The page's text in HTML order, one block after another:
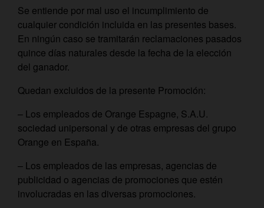
Se entiende por mal uso el incumplimiento de
cualquier condición incluida en las presentes bases.
En ningún caso se tramitarán reclamaciones pasados
quince días naturales desde la fecha de la elección
del ganador.
Quedan excluidos de la presente Promoción:
– Los empleados de Orange Espagne, S.A.U.
sociedad unipersonal y de otras empresas del grupo
Orange en España.
– Los empleados de las empresas, agencias de
publicidad o agencias de promociones que estén
involucradas en las diversas promociones.